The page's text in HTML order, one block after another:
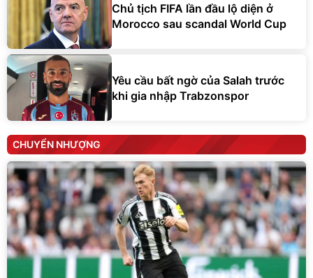
Chủ tịch FIFA lần đầu lộ diện ở
Morocco sau scandal World Cup
Yêu cầu bất ngờ của Salah trước
khi gia nhập Trabzonspor
CHUYỂN NHƯỢNG